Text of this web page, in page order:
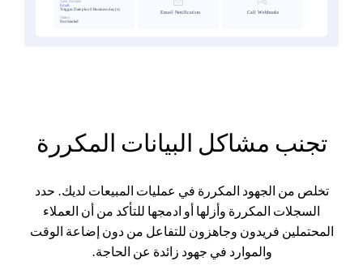
تجنب مشاكل البيانات المكررة
تخلص من الجهود المكررة في عمليات المبيعات لديك. حدد
السجلات المكررة وأزلها أو ادمجها للتأكد من أن العملاء
المحتملين فريدون وجاهزون للتفاعل من دون إضاعة الوقت
والموارد في جهود زائدة عن الحاجة.